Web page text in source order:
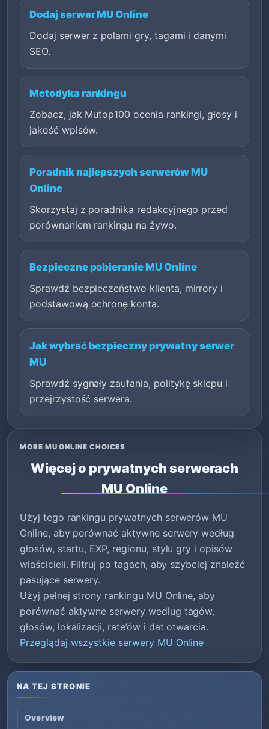
Dodaj serwer MU Online
Dodaj serwer z polami gry, tagami i danymi
SEO.
Metodyka rankingu
Zobacz, jak Mutop100 ocenia rankingi, głosy i
jakość wpisów.
Poradnik najlepszych serwerów MU
Online
Skorzystaj z poradnika redakcyjnego przed
porównaniem rankingu na żywo.
Bezpieczne pobieranie MU Online
Sprawdź bezpieczeństwo klienta, mirrory i
podstawową ochronę konta.
Jak wybrać bezpieczny prywatny serwer
MU
Sprawdź sygnały zaufania, politykę sklepu i
przejrzystość serwera.
MORE MU ONLINE CHOICES
Więcej o prywatnych serwerach
MU Online
Użyj tego rankingu prywatnych serwerów MU
Online, aby porównać aktywne serwery według
głosów, startu, EXP, regionu, stylu gry i opisów
właścicieli. Filtruj po tagach, aby szybciej znaleźć
pasujące serwery.
Użyj pełnej strony rankingu MU Online, aby
porównać aktywne serwery według tagów,
głosów, lokalizacji, rate’ów i dat otwarcia.
Przeglądaj wszystkie serwery MU Online
NA TEJ STRONIE
Overview